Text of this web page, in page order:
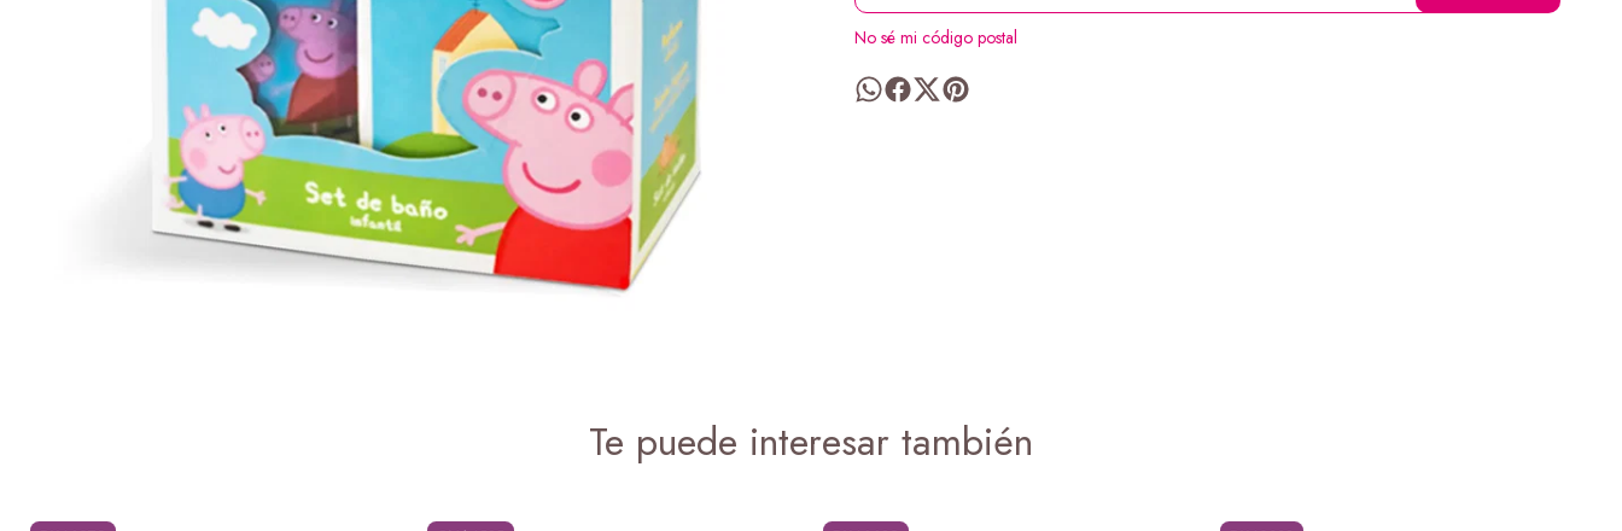
No sé mi código postal
Te puede interesar también